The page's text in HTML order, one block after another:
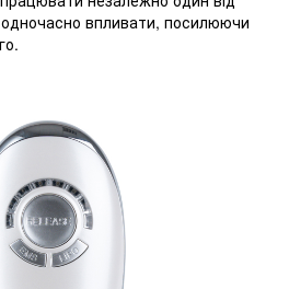
впливати, посилюючи